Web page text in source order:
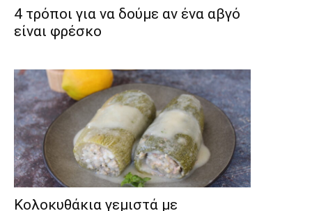
4 τρόποι για να δούμε αν ένα αβγό
είναι φρέσκο
Κολοκυθάκια γεμιστά με